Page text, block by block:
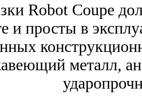
Robot Coupe
и просты в
металл,